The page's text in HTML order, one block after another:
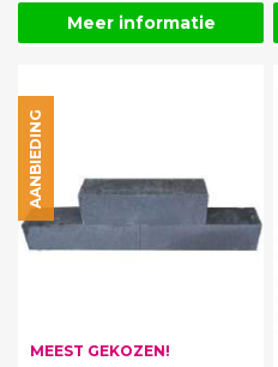
Meer informatie
MEEST GEKOZEN!
AANBIEDING